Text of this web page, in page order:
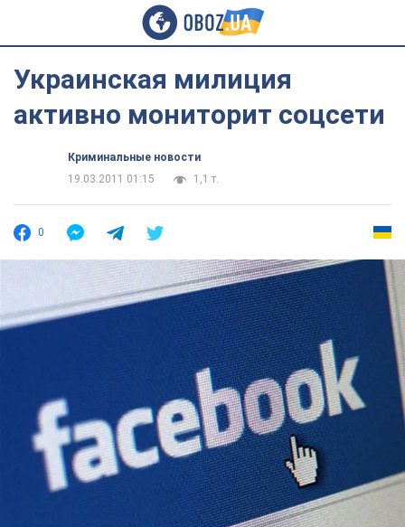
Украинская милиция
активно мониторит соцсети
Криминальные новости
19.03.2011 01:15
1,1 т.
0